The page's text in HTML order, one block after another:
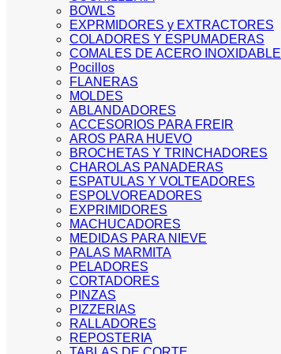
BOWLS
EXPRMIDORES y EXTRACTORES
COLADORES Y ESPUMADERAS
COMALES DE ACERO INOXIDABLE
Pocillos
FLANERAS
MOLDES
ABLANDADORES
ACCESORIOS PARA FREIR
AROS PARA HUEVO
BROCHETAS Y TRINCHADORES
CHAROLAS PANADERAS
ESPATULAS Y VOLTEADORES
ESPOLVOREADORES
EXPRIMIDORES
MACHUCADORES
MEDIDAS PARA NIEVE
PALAS MARMITA
PELADORES
CORTADORES
PINZAS
PIZZERIAS
RALLADORES
REPOSTERIA